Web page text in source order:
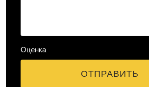
Оценка
ОТПРАВИТЬ